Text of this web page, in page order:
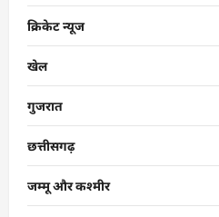
क्रिकेट न्यूज
खेल
गुजरात
छत्तीसगढ़
जम्मू और कश्मीर